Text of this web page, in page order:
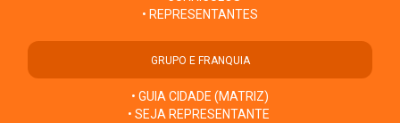
• REPRESENTANTES
GRUPO E FRANQUIA
• GUIA CIDADE (MATRIZ)
• SEJA REPRESENTANTE